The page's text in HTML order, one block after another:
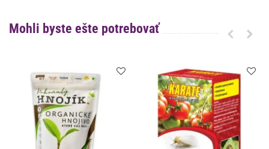
Mohli byste ešte potrebovať